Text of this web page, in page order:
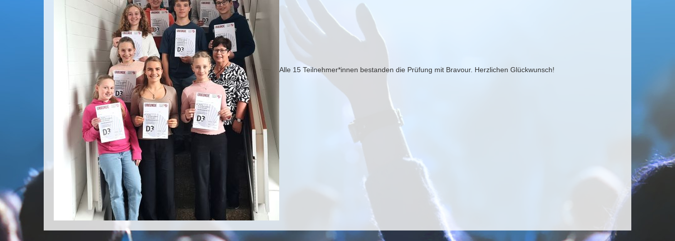
Alle 15 Teilnehmer*innen bestanden die Prüfung mit Bravour. Herzlichen Glückwunsch!